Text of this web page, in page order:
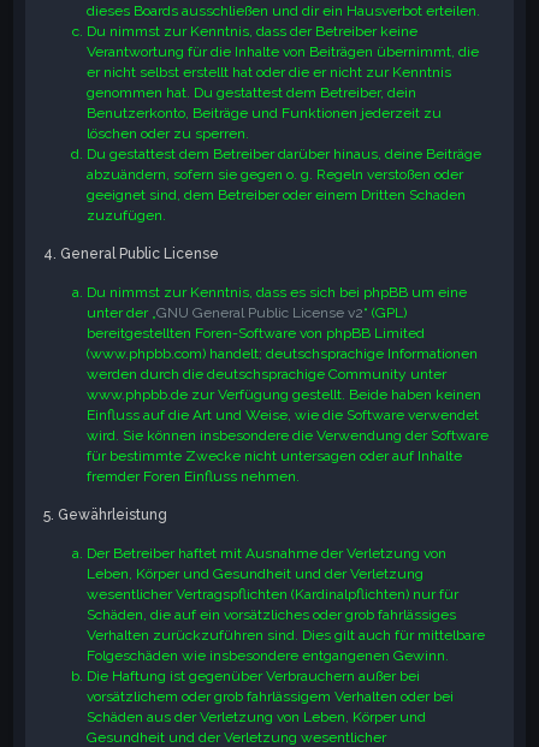
dieses Boards ausschließen und dir ein Hausverbot erteilen.
Du nimmst zur Kenntnis, dass der Betreiber keine
Verantwortung für die Inhalte von Beiträgen übernimmt, die
er nicht selbst erstellt hat oder die er nicht zur Kenntnis
genommen hat. Du gestattest dem Betreiber, dein
Benutzerkonto, Beiträge und Funktionen jederzeit zu
löschen oder zu sperren.
Du gestattest dem Betreiber darüber hinaus, deine Beiträge
abzuändern, sofern sie gegen o. g. Regeln verstoßen oder
geeignet sind, dem Betreiber oder einem Dritten Schaden
zuzufügen.
4. General Public License
Du nimmst zur Kenntnis, dass es sich bei phpBB um eine
unter der „GNU General Public License v2“ (GPL)
bereitgestellten Foren-Software von phpBB Limited
(www.phpbb.com) handelt; deutschsprachige Informationen
werden durch die deutschsprachige Community unter
www.phpbb.de zur Verfügung gestellt. Beide haben keinen
Einfluss auf die Art und Weise, wie die Software verwendet
wird. Sie können insbesondere die Verwendung der Software
für bestimmte Zwecke nicht untersagen oder auf Inhalte
fremder Foren Einfluss nehmen.
5. Gewährleistung
Der Betreiber haftet mit Ausnahme der Verletzung von
Leben, Körper und Gesundheit und der Verletzung
wesentlicher Vertragspflichten (Kardinalpflichten) nur für
Schäden, die auf ein vorsätzliches oder grob fahrlässiges
Verhalten zurückzuführen sind. Dies gilt auch für mittelbare
Folgeschäden wie insbesondere entgangenen Gewinn.
Die Haftung ist gegenüber Verbrauchern außer bei
vorsätzlichem oder grob fahrlässigem Verhalten oder bei
Schäden aus der Verletzung von Leben, Körper und
Gesundheit und der Verletzung wesentlicher